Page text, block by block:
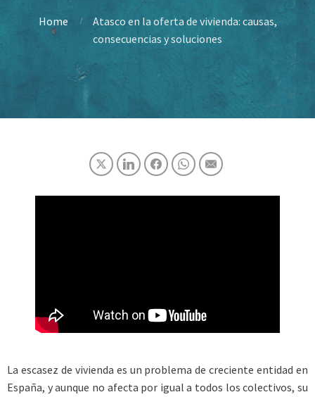
Home
Atasco en la oferta de vivienda: causas,
consecuencias y soluciones
La escasez de vivienda es un problema de creciente entidad en
España, y aunque no afecta por igual a todos los colectivos, su